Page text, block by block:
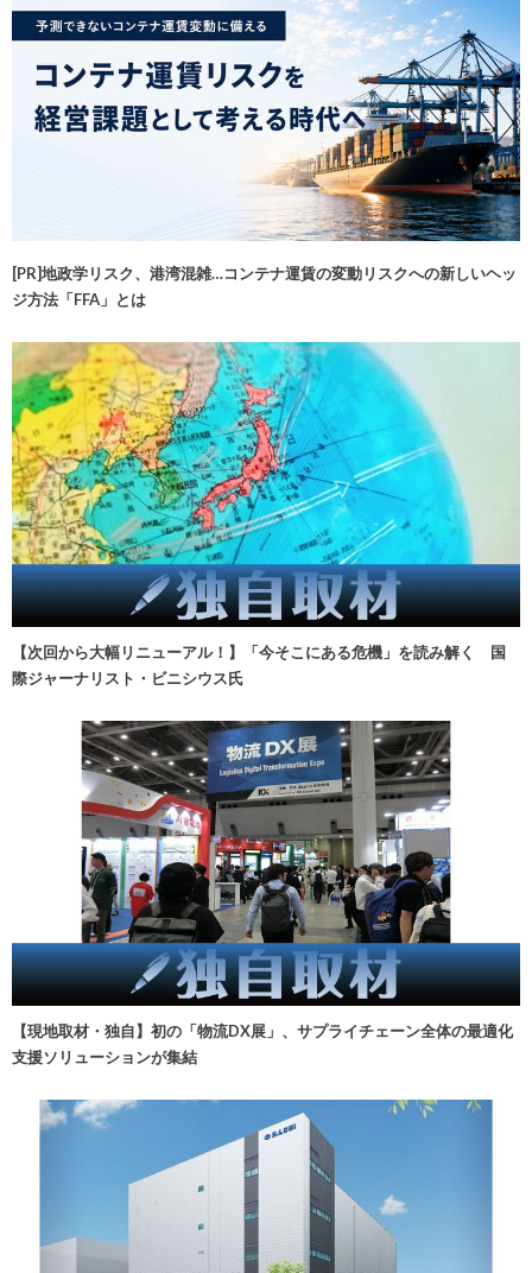
[PR]地政学リスク、港湾混雑…コンテナ運賃の変動リスクへの新しいヘッ
ジ方法「FFA」とは
【次回から大幅リニューアル！】「今そこにある危機」を読み解く 国
際ジャーナリスト・ビニシウス氏
【現地取材・独自】初の「物流DX展」、サプライチェーン全体の最適化
支援ソリューションが集結